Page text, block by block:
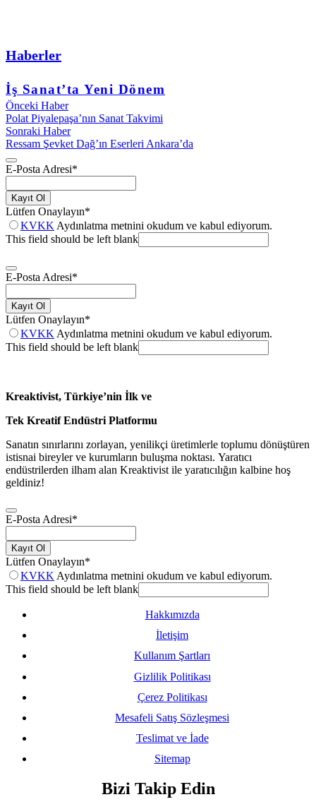
Haberler
İş Sanat’ta Yeni Dönem
Önceki Haber
Polat Piyalepaşa’nın Sanat Takvimi
Sonraki Haber
Ressam Şevket Dağ’ın Eserleri Ankara’da
E-Posta Adresi*
Kayıt Ol
Lütfen Onaylayın*
KVKK Aydınlatma metnini okudum ve kabul ediyorum.
This field should be left blank
E-Posta Adresi*
Kayıt Ol
Lütfen Onaylayın*
KVKK Aydınlatma metnini okudum ve kabul ediyorum.
This field should be left blank
Kreaktivist, Türkiye’nin İlk ve
Tek Kreatif Endüstri Platformu
Sanatın sınırlarını zorlayan, yenilikçi üretimlerle toplumu dönüştüren
istisnai bireyler ve kurumların buluşma noktası. Yaratıcı
endüstrilerden ilham alan Kreaktivist ile yaratıcılığın kalbine hoş
geldiniz!
E-Posta Adresi*
Kayıt Ol
Lütfen Onaylayın*
KVKK Aydınlatma metnini okudum ve kabul ediyorum.
This field should be left blank
Hakkımızda
İletişim
Kullanım Şartları
Gizlilik Politikası
Çerez Politikası
Mesafeli Satış Sözleşmesi
Teslimat ve İade
Sitemap
Bizi Takip Edin